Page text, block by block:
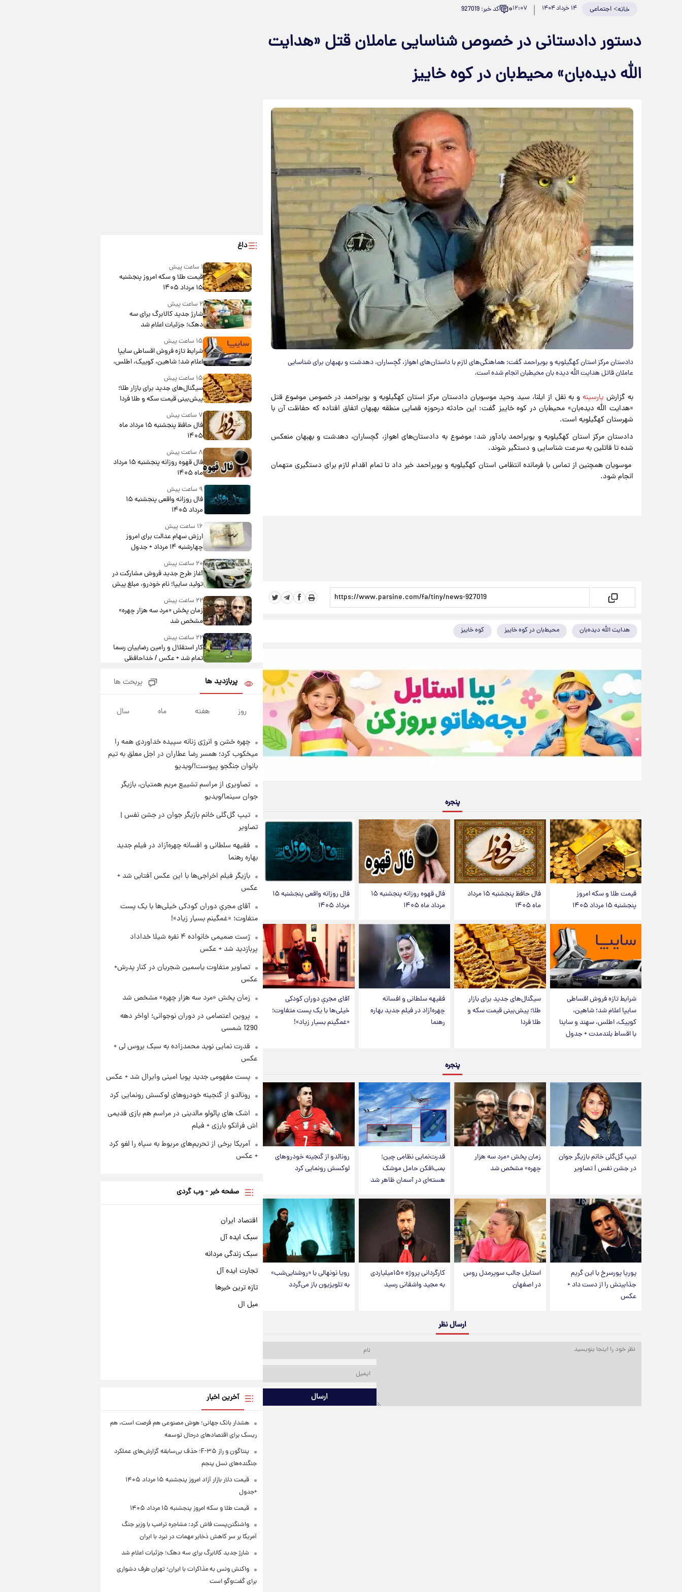
خانه>اجتماعی ۱۴ خرداد ۱۴۰۴ ۱۲:۰۷۰ کد خبر: 927019
دستور دادستانی در خصوص شناسایی عاملان قتل «هدایت
الله دیده‌بان» محیط‌بان در کوه خاییز
دادستان مرکز استان کهگیلویه و بویراحمد گفت: هماهنگی‌های لازم با داستان‌های اهواز، گچساران، دهدشت و بهبهان برای شناسایی
عاملان قاتل هدایت الله دیده بان محیطبان انجام شده است.
به گزارش پارسینهو به نقل از ایلنا، سید وحید موسویان دادستان مرکز استان کهگیلویه و بویراحمد در خصوص موضوع قتل
«هدایت الله دیده‌بان» محیط‌بان در کوه خاییز گفت: این حادثه درحوزه قضایی منطقه بهبهان اتفاق افتاده که حفاظت آن با
شهرستان کهگیلویه است.
دادستان مرکز استان کهگیلویه و بویراحمد یادآور شد: موضوع به دادستان‌های اهواز، گچساران، دهدشت و بهبهان منعکس
شده تا قاتلین به سرعت شناسایی و دستگیر شوند.
موسویان همچنین از تماس با فرمانده انتظامی استان کهگیلویه و بویراحمد خبر داد تا تمام اقدام لازم برای دستگیری متهمان
انجام شود.
هدایت الله دیده‌بان محیط‌بان در کوه خاییز کوه خاییز
پنجره
قیمت طلا و سکه امروز
پنجشنبه ۱۵ مرداد ۱۴۰۵
فال حافظ پنجشنبه ۱۵ مرداد
ماه ۱۴۰۵
فال قهوه روزانه پنجشنبه ۱۵
مرداد ماه ۱۴۰۵
فال روزانه واقعی پنجشنبه ۱۵
مرداد ۱۴۰۵
شرایط تازه فروش اقساطی
سایپا اعلام شد؛ شاهین،
کوییک، اطلس، سهند و ساینا
با اقساط بلندمدت + جدول
سیگنال‌های جدید برای بازار
طلا؛ پیش‌بینی قیمت سکه و
طلا فردا
فقیهه سلطانی و افسانه
چهره‌آزاد در فیلم جدید بهاره
رهنما
آقای مجریِ دوران کودکی
خیلی‌ها با یک پست متفاوت؛
«غمگینم بسیار زیاد»!
پنجره
تیپ گل‌گلی خانم بازیگر جوان
در جشن نفس | تصاویر
زمان پخش «مرد سه هزار
چهره» مشخص شد
قدرت‌نمایی نظامی چین؛
بمب‌افکن حامل موشک
هسته‌ای در آسمان ظاهر شد
رونالدو از گنجینه خودروهای
لوکسش رونمایی کرد
پوریا پورسرخ با این گریم
جذابیتش را از دست داد +
عکس
استایل جالب سوپرمدل روس
در اصفهان
کارگردانی پروژه ۱۵۰میلیاردی
به مجید واشقانی رسید
رویا نونهالی با «روشنایی‌شب»
به تلویزیون باز می‌گردد
ارسال نظر
ارسال
داغ
۱ ساعت پیش
قیمت طلا و سکه امروز پنجشنبه
۱۵ مرداد ۱۴۰۵
۲ ساعت پیش
شارژ جدید کالابرگ برای سه
دهک؛ جزئیات اعلام شد
۱۵ ساعت پیش
شرایط تازه فروش اقساطی سایپا
اعلام شد؛ شاهین، کوییک، اطلس،
سهند و ساینا با اقساط بلندمدت +
جدول
۱۵ ساعت پیش
سیگنال‌های جدید برای بازار طلا؛
پیش‌بینی قیمت سکه و طلا فردا
۷ ساعت پیش
فال حافظ پنجشنبه ۱۵ مرداد ماه
۱۴۰۵
۸ ساعت پیش
فال قهوه روزانه پنجشنبه ۱۵ مرداد
ماه ۱۴۰۵
۹ ساعت پیش
فال روزانه واقعی پنجشنبه ۱۵
مرداد ۱۴۰۵
۱۶ ساعت پیش
ارزش سهام عدالت برای امروز
چهارشنبه ۱۴ مرداد + جدول
۲۰ ساعت پیش
آغاز طرح جدید فروش مشارکت در
تولید سایپا؛ نام خودرو، مبلغ پیش
مشارکت چند درصد است؟
۲۲ ساعت پیش
زمان پخش «مرد سه هزار چهره»
مشخص شد
۲۲ ساعت پیش
کار استقلال و رامین رضاییان رسما
تمام شد + عکس / خداحافظی
آتش اختلاف در اینستاگرام؛ تمجید
از حردانی به مذاق رضاییان خوش
۲۳ ساعت پیش
۲۲ ساعت پیش
قدرت‌نمایی نظامی چین؛ بمب‌افکن
حامل موشک هسته‌ای در آسمان
ظاهر شد
۲۳ ساعت پیش
پربازدید ها پربحث ها
روز هفته ماه سال
چهره خشن و انرژی زنانه سپیده خداوردی همه را
میخکوب کرد؛ همسر رضا عطاران در اجل معلق به تیم
بانوان جنگجو پیوست!/ویدیو
تصاویری از مراسم تشییع مریم همتیان، بازیگر
جوان سینما/ویدیو
تیپ گل‌گلی خانم بازیگر جوان در جشن نفس |
تصاویر
فقیهه سلطانی و افسانه چهره‌آزاد در فیلم جدید
بهاره رهنما
بازیگر فیلم اخراجی‌ها با این عکس آفتابی شد +
عکس
آقای مجریِ دوران کودکی خیلی‌ها با یک پست
متفاوت؛ «غمگینم بسیار زیاد»!
ژست صمیمی خانواده ۴ نفره شیلا خداداد
پربازدید شد + عکس
تصاویر متفاوت یاسمین شجریان در کنار پدرش+
عکس
زمان پخش «مرد سه هزار چهره» مشخص شد
پروین اعتصامی در دوران نوجوانی؛ اواخر دهه
1290 شمسی
قدرت نمایی نوید محمدزاده به سبک بروس لی +
عکس
پست مفهومی جدید پویا امینی وایرال شد + عکس
رونالدو از گنجینه خودروهای لوکسش رونمایی کرد
اشک های پائولو مالدینی در مراسم هم بازی قدیمی
اش فرانکو بارزی + فیلم
آمریکا برخی از تحریم‌های مربوط به سپاه را لغو کرد
+ عکس
صفحه خبر - وب گردی
اقتصاد ایران
سبک ایده آل
سبک زندگی مردانه
تجارت ایده آل
تازه ترین خبرها
مبل ال
آخرین اخبار
هشدار بانک جهانی؛ هوش مصنوعی هم فرصت است، هم
ریسک برای اقتصادهای درحال توسعه
پنتاگون و راز F-۳۵؛ حذف بی‌سابقه گزارش‌های عملکرد
جنگنده‌های نسل پنجم
قیمت دلار بازار آزاد امروز پنجشنبه ۱۵ مرداد ۱۴۰۵
+جدول
قیمت طلا و سکه امروز پنجشنبه ۱۵ مرداد ۱۴۰۵
واشنگتن‌پست فاش کرد: مشاجره ترامپ با وزیر جنگ
آمریکا بر سر کاهش ذخایر مهمات در نبرد با ایران
شارژ جدید کالابرگ برای سه دهک؛ جزئیات اعلام شد
واکنش ونس به مذاکرات با ایران؛ تهران طرف دشواری
برای گفت‌وگو است